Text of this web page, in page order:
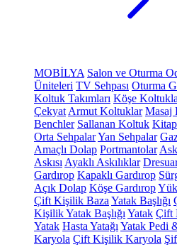
MOBİLYA Salon ve Oturma
Üniteleri TV Sehpası Oturma
Koltuk Takımları Köşe
Çekyat Armut Koltuklar Masaj
Benchler Sallanan Koltuk
Orta SehpalarYan Sehpalar
Amaçlı Dolap Portmantolar
Askısı Ayaklı Askılıklar
Gardırop Kapaklı Gardırop
Açık Dolap Köşe Gardırop
Çift Kişilik Baza Yatak Başlığı
Kişilik Yatak Başlığı Yatak Çift
Yatak Hasta Yatağı Yatak Pedi
Karyola Çift Kişilik Karyola